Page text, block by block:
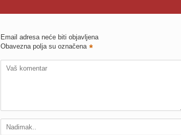
Email adresa neće biti objavljena
Obavezna polja su označena *